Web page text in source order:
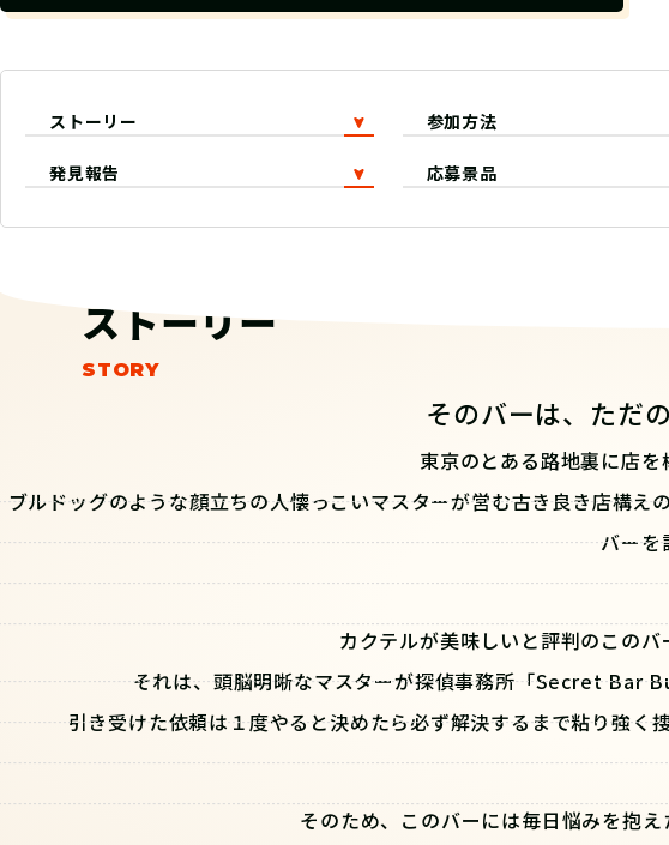
ストーリー 参加方法
発見報告 応募景品
ストーリー
そのバーは、ただ
東京のとある路地裏に店を
ブルドッグのような顔立ちの人懐っこいマスターが営む古き良き店構
バーを
カクテルが美味しいと評判のこのバ
それは、頭脳明晰なマスターが探偵事務所「Secret Bar
引き受けた依頼は１度やると決めたら必ず解決するまで粘り強
そのため、このバーには毎日悩みを抱え